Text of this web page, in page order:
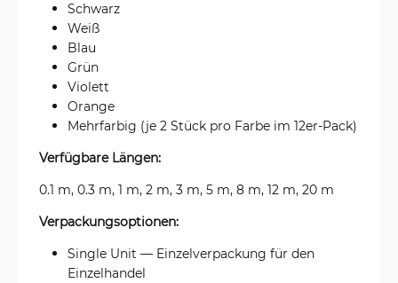
Schwarz
Weiß
Blau
Grün
Violett
Orange
Mehrfarbig (je 2 Stück pro Farbe im 12er-Pack)
Verfügbare Längen:
0.1 m, 0.3 m, 1 m, 2 m, 3 m, 5 m, 8 m, 12 m, 20 m
Verpackungsoptionen:
Single Unit — Einzelverpackung für den
Einzelhandel